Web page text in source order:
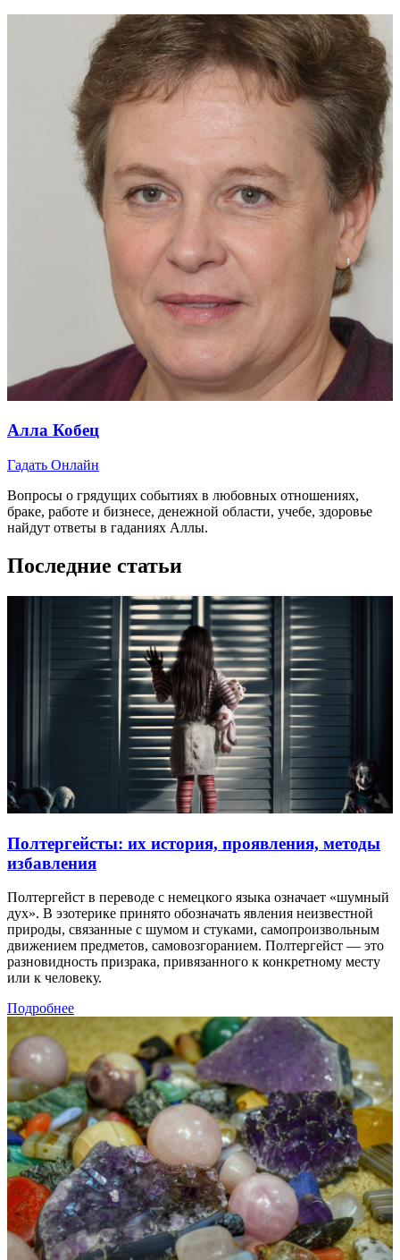
Алла Кобец
Гадать Онлайн
Вопросы о грядущих событиях в любовных отношениях,
браке, работе и бизнесе, денежной области, учебе, здоровье
найдут ответы в гаданиях Аллы.
Последние статьи
Полтергейсты: их история, проявления, методы
избавления
Полтергейст в переводе с немецкого языка означает «шумный
дух». В эзотерике принято обозначать явления неизвестной
природы, связанные с шумом и стуками, самопроизвольным
движением предметов, самовозгоранием. Полтергейст — это
разновидность призрака, привязанного к конкретному месту
или к человеку.
Подробнее